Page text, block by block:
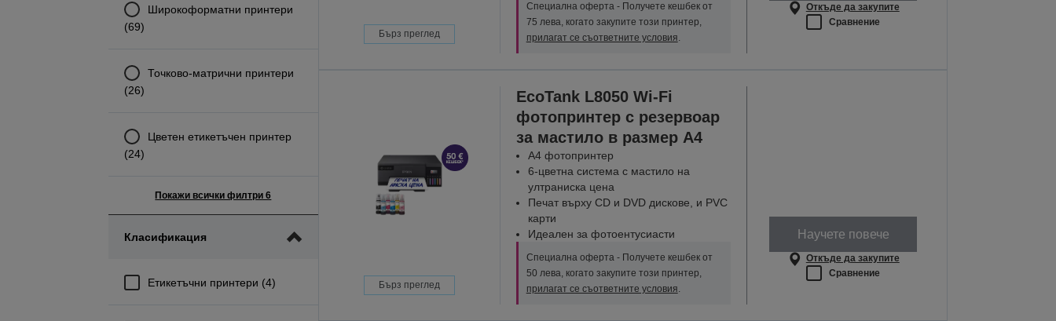
Широкоформатни принтери
(69)
Точково-матрични принтери
(26)
Цветен етикетъчен принтер
(24)
Покажи всички филтри 6
Класификация
Етикетъчни принтери (4)
Бърз преглед
Специална оферта - Получете кешбек от
75 лева, когато закупите този принтер,
прилагат се съответните условия.
Откъде да закупите
Сравнение
Бърз преглед
EcoTank L8050 Wi-Fi
фотопринтер с резервоар
за мастило в размер A4
A4 фотопринтер
6-цветна система с мастило на
ултраниска цена
Печат върху CD и DVD дискове, и PVC
карти
Идеален за фотоентусиасти
Специална оферта - Получете кешбек от
50 лева, когато закупите този принтер,
прилагат се съответните условия.
Научете повече
Откъде да закупите
Сравнение